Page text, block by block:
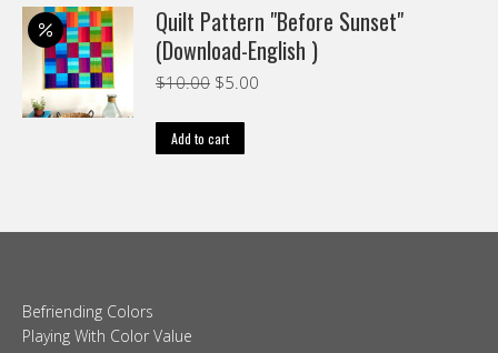
Quilt Pattern "Before Sunset"
(Download-English )
$10.00 Original
was:
$10.00.
$5.00
Add to cart
Befriending Colors
Playing With Color Value